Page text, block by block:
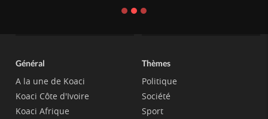
Général
A la une de Koaci
Koaci Côte d'Ivoire
Koaci Afrique
Thèmes
Politique
Société
Sport